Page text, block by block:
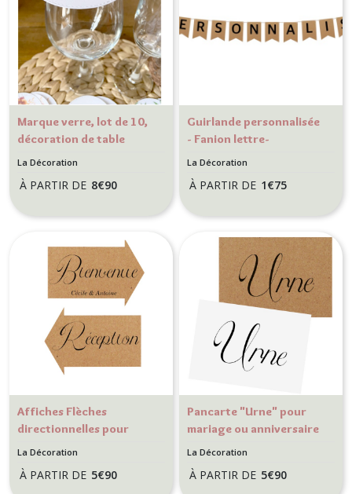
Marque verre, lot de 10,
décoration de table
mariage
La Décoration
À PARTIR DE 8€90
Guirlande personnalisée
- Fanion lettre-
Décoration de mariage,
naturel
La Décoration
À PARTIR DE 1€75
Affiches Flèches
directionnelles pour
mariage ou anniversaire
champêtre - Kraft
La Décoration
À PARTIR DE 5€90
Pancarte "Urne" pour
mariage ou anniversaire
- Décoration de mariage
La Décoration
À PARTIR DE 5€90